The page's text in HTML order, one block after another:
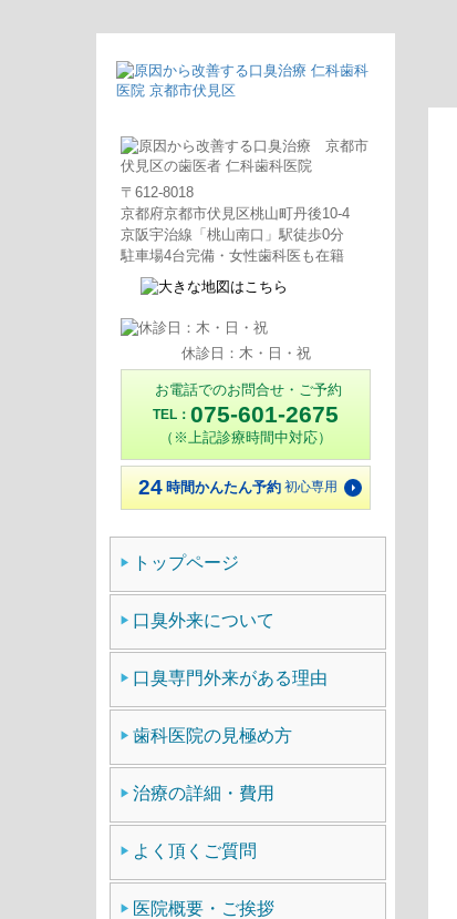
〒612-8018
京都府京都市伏見区桃山町丹後10-4
京阪宇治線「桃山南口」駅徒歩0分
駐車場4台完備・女性歯科医も在籍
休診日：木・日・祝
お電話でのお問合せ・ご予約
TEL： 075-601-2675
（※上記診療時間中対応）
24 時間かんたん予約 初心専用
トップページ
口臭外来について
口臭専門外来がある理由
歯科医院の見極め方
治療の詳細・費用
よく頂くご質問
医院概要・ご挨拶